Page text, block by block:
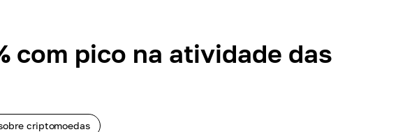
com pico na atividade das
criptomoedas